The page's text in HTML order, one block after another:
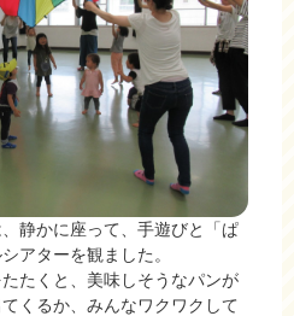
静かに座って、手遊びと「ぱ
アターを観ました。
たたくと、美味しそうなパンが
くるか、みんなワクワクして